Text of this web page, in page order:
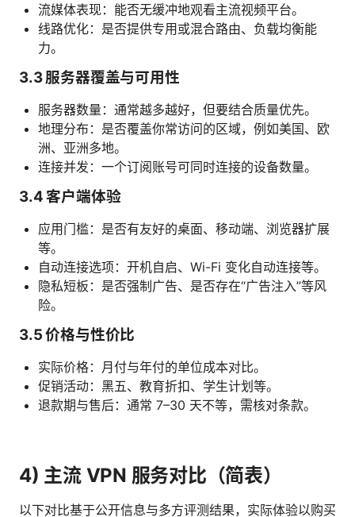
流媒体表现：能否无缓冲地观看主流视频平台。
线路优化：是否提供专用或混合路由、负载均衡能
力。
3.3 服务器覆盖与可用性
服务器数量：通常越多越好，但要结合质量优先。
地理分布：是否覆盖你常访问的区域，例如美国、欧
洲、亚洲多地。
连接并发：一个订阅账号可同时连接的设备数量。
3.4 客户端体验
应用门槛：是否有友好的桌面、移动端、浏览器扩展
等。
自动连接选项：开机自启、Wi-Fi 变化自动连接等。
隐私短板：是否强制广告、是否存在“广告注入”等风
险。
3.5 价格与性价比
实际价格：月付与年付的单位成本对比。
促销活动：黑五、教育折扣、学生计划等。
退款期与售后：通常 7–30 天不等，需核对条款。
4) 主流 VPN 服务对比（简表）
以下对比基于公开信息与多方评测结果，实际体验以购买